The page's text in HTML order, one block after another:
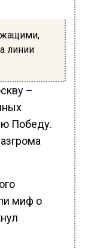
линии
–
Победу.
миф о